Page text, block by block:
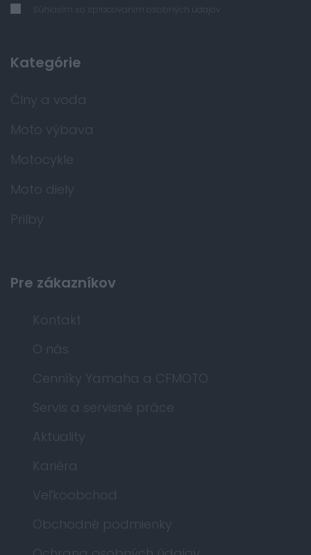
Súhlasím so spracovaním osobných údajov
Kategórie
Člny a voda
Moto výbava
Motocykle
Moto diely
Prilby
Pre zákazníkov
Kontakt
O nás
Cenníky Yamaha a CFMOTO
Servis a servisné práce
Aktuality
Kariéra
Veľkoobchod
Obchodné podmienky